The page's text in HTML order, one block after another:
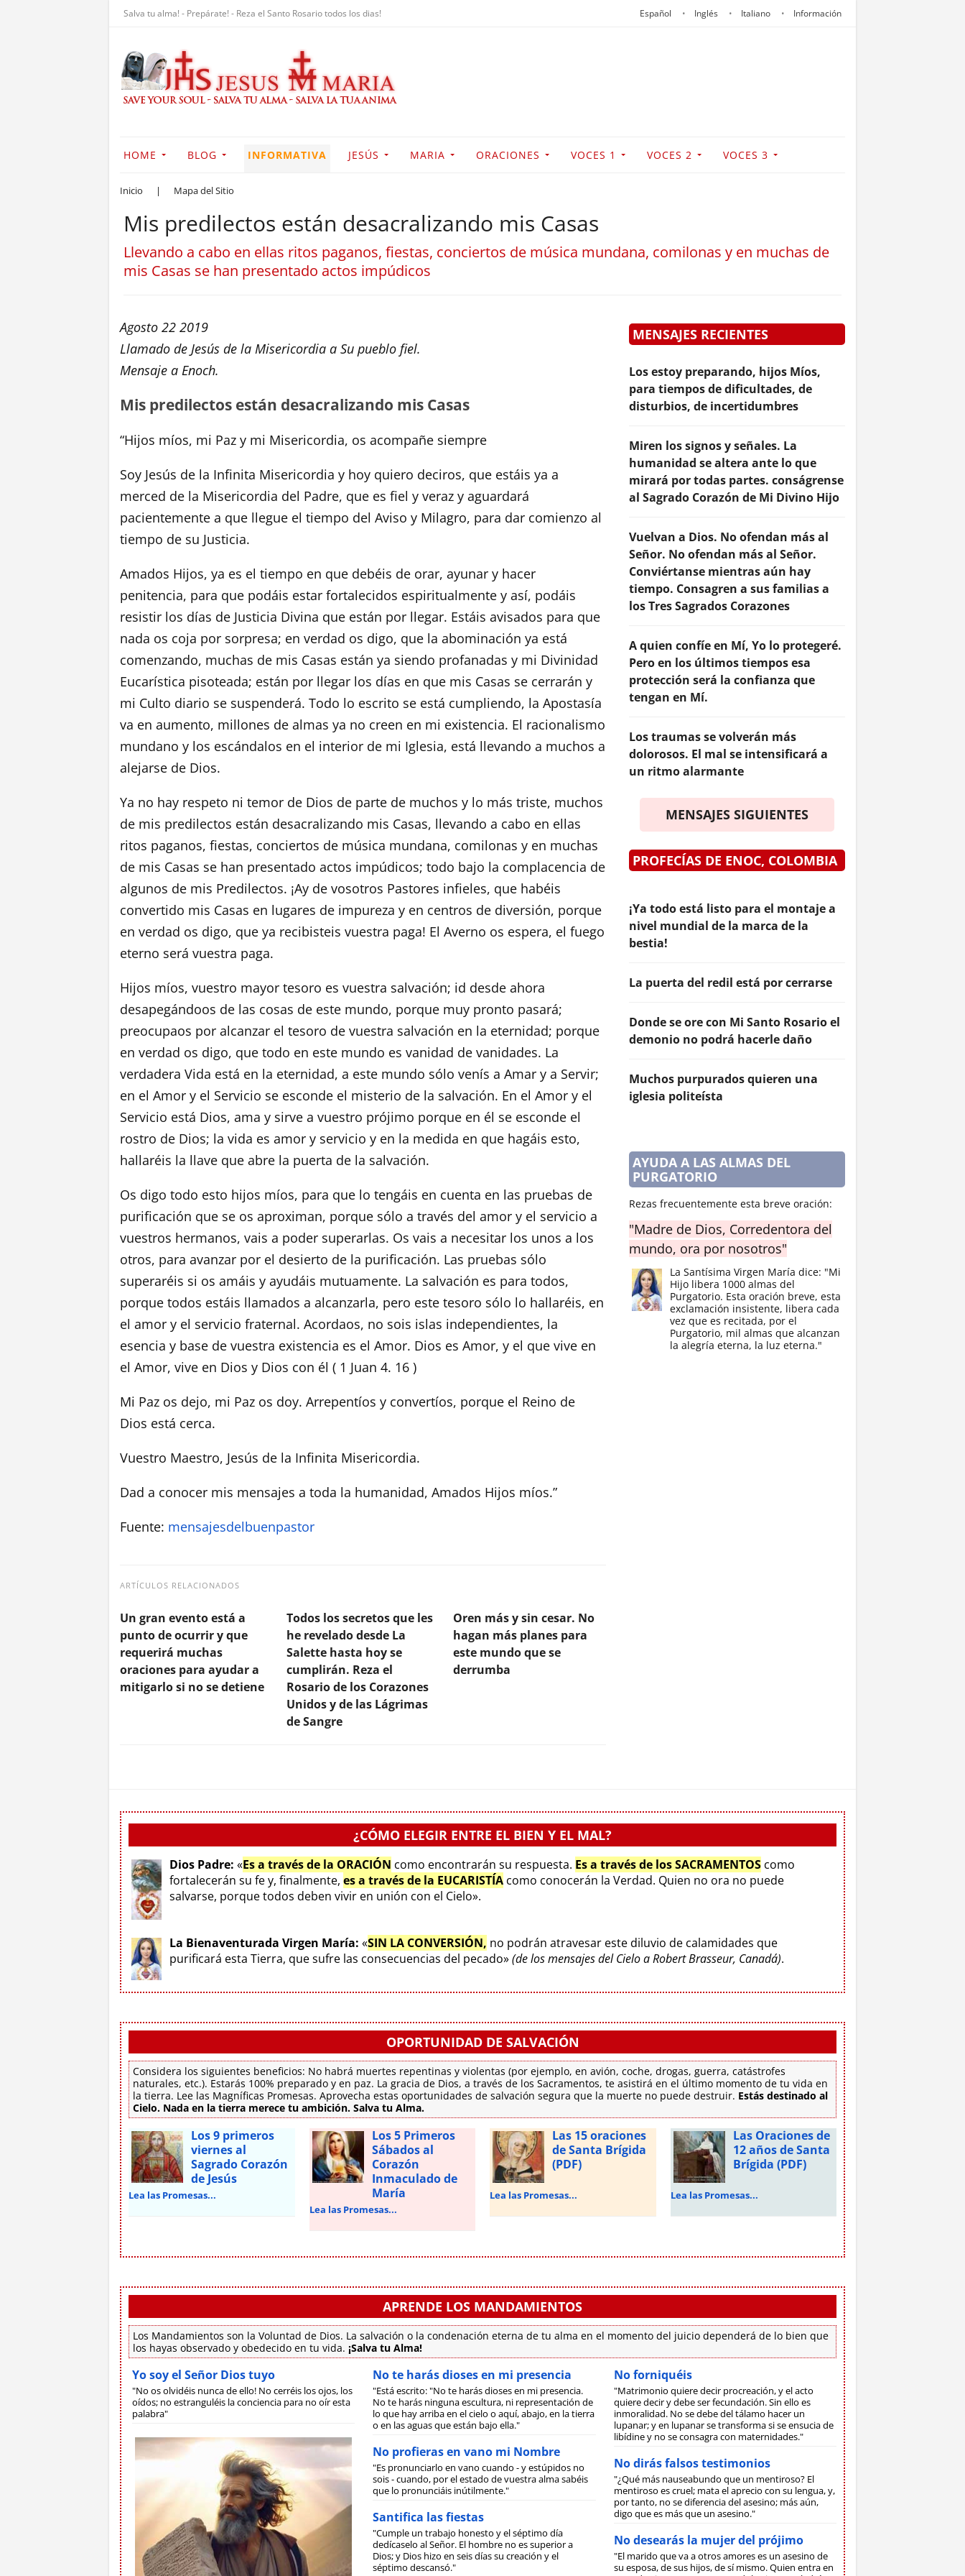
Salva tu alma! - Prepárate! - Reza el Santo Rosario todos los dias! Español Inglés Italiano Información
HOME BLOG INFORMATIVA JESÚS MARIA ORACIONES VOCES 1 VOCES 2 VOCES 3
Inicio | Mapa del Sitio
Mis predilectos están desacralizando mis Casas
Llevando a cabo en ellas ritos paganos, fiestas, conciertos de música mundana, comilonas y en muchas de
mis Casas se han presentado actos impúdicos
Agosto 22 2019
Llamado de Jesús de la Misericordia a Su pueblo fiel.
Mensaje a Enoch.
Mis predilectos están desacralizando mis Casas
“Hijos míos, mi Paz y mi Misericordia, os acompañe siempre
Soy Jesús de la Infinita Misericordia y hoy quiero deciros, que estáis ya a
merced de la Misericordia del Padre, que es fiel y veraz y aguardará
pacientemente a que llegue el tiempo del Aviso y Milagro, para dar comienzo al
tiempo de su Justicia.
Amados Hijos, ya es el tiempo en que debéis de orar, ayunar y hacer
penitencia, para que podáis estar fortalecidos espiritualmente y así, podáis
resistir los días de Justicia Divina que están por llegar. Estáis avisados para que
nada os coja por sorpresa; en verdad os digo, que la abominación ya está
comenzando, muchas de mis Casas están ya siendo profanadas y mi Divinidad
Eucarística pisoteada; están por llegar los días en que mis Casas se cerrarán y
mi Culto diario se suspenderá. Todo lo escrito se está cumpliendo, la Apostasía
va en aumento, millones de almas ya no creen en mi existencia. El racionalismo
mundano y los escándalos en el interior de mi Iglesia, está llevando a muchos a
alejarse de Dios.
Ya no hay respeto ni temor de Dios de parte de muchos y lo más triste, muchos
de mis predilectos están desacralizando mis Casas, llevando a cabo en ellas
ritos paganos, fiestas, conciertos de música mundana, comilonas y en muchas
de mis Casas se han presentado actos impúdicos; todo bajo la complacencia de
algunos de mis Predilectos. ¡Ay de vosotros Pastores infieles, que habéis
convertido mis Casas en lugares de impureza y en centros de diversión, porque
en verdad os digo, que ya recibisteis vuestra paga! El Averno os espera, el fuego
eterno será vuestra paga.
Hijos míos, vuestro mayor tesoro es vuestra salvación; id desde ahora
desapegándoos de las cosas de este mundo, porque muy pronto pasará;
preocupaos por alcanzar el tesoro de vuestra salvación en la eternidad; porque
en verdad os digo, que todo en este mundo es vanidad de vanidades. La
verdadera Vida está en la eternidad, a este mundo sólo venís a Amar y a Servir;
en el Amor y el Servicio se esconde el misterio de la salvación. En el Amor y el
Servicio está Dios, ama y sirve a vuestro prójimo porque en él se esconde el
rostro de Dios; la vida es amor y servicio y en la medida en que hagáis esto,
hallaréis la llave que abre la puerta de la salvación.
Os digo todo esto hijos míos, para que lo tengáis en cuenta en las pruebas de
purificación que se os aproximan, porque sólo a través del amor y el servicio a
vuestros hermanos, vais a poder superarlas. Os vais a necesitar los unos a los
otros, para avanzar por el desierto de la purificación. Las pruebas sólo
superaréis si os amáis y ayudáis mutuamente. La salvación es para todos,
porque todos estáis llamados a alcanzarla, pero este tesoro sólo lo hallaréis, en
el amor y el servicio fraternal. Acordaos, no sois islas independientes, la
esencia y base de vuestra existencia es el Amor. Dios es Amor, y el que vive en
el Amor, vive en Dios y Dios con él ( 1 Juan 4. 16 )
Mi Paz os dejo, mi Paz os doy. Arrepentíos y convertíos, porque el Reino de
Dios está cerca.
Vuestro Maestro, Jesús de la Infinita Misericordia.
Dad a conocer mis mensajes a toda la humanidad, Amados Hijos míos.”
Fuente: mensajesdelbuenpastor
ARTÍCULOS RELACIONADOS
Un gran evento está a
punto de ocurrir y que
requerirá muchas
oraciones para ayudar a
mitigarlo si no se detiene
Todos los secretos que les
he revelado desde La
Salette hasta hoy se
cumplirán. Reza el
Rosario de los Corazones
Unidos y de las Lágrimas
de Sangre
Oren más y sin cesar. No
hagan más planes para
este mundo que se
derrumba
MENSAJES RECIENTES
Los estoy preparando, hijos Míos,
para tiempos de dificultades, de
disturbios, de incertidumbres
Miren los signos y señales. La
humanidad se altera ante lo que
mirará por todas partes. conságrense
al Sagrado Corazón de Mi Divino Hijo
Vuelvan a Dios. No ofendan más al
Señor. No ofendan más al Señor.
Conviértanse mientras aún hay
tiempo. Consagren a sus familias a
los Tres Sagrados Corazones
A quien confíe en Mí, Yo lo protegeré.
Pero en los últimos tiempos esa
protección será la confianza que
tengan en Mí.
Los traumas se volverán más
dolorosos. El mal se intensificará a
un ritmo alarmante
MENSAJES SIGUIENTES
PROFECÍAS DE ENOC, COLOMBIA
¡Ya todo está listo para el montaje a
nivel mundial de la marca de la
bestia!
La puerta del redil está por cerrarse
Donde se ore con Mi Santo Rosario el
demonio no podrá hacerle daño
Muchos purpurados quieren una
iglesia politeísta
AYUDA A LAS ALMAS DEL
PURGATORIO
Rezas frecuentemente esta breve oración:
"Madre de Dios, Corredentora del
mundo, ora por nosotros"
La Santísima Virgen María dice: "Mi
Hijo libera 1000 almas del
Purgatorio. Esta oración breve, esta
exclamación insistente, libera cada
vez que es recitada, por el
Purgatorio, mil almas que alcanzan
la alegría eterna, la luz eterna."
¿CÓMO ELEGIR ENTRE EL BIEN Y EL MAL?
Dios Padre: «Es a través de la ORACIÓN como encontrarán su respuesta. Es a través de los SACRAMENTOS como
fortalecerán su fe y, finalmente, es a través de la EUCARISTÍA como conocerán la Verdad. Quien no ora no puede
salvarse, porque todos deben vivir en unión con el Cielo».
La Bienaventurada Virgen María: «SIN LA CONVERSIÓN, no podrán atravesar este diluvio de calamidades que
purificará esta Tierra, que sufre las consecuencias del pecado»(de los mensajes del Cielo a Robert Brasseur, Canadá).
OPORTUNIDAD DE SALVACIÓN
Considera los siguientes beneficios: No habrá muertes repentinas y violentas (por ejemplo, en avión, coche, drogas, guerra, catástrofes
naturales, etc.). Estarás 100% preparado y en paz. La gracia de Dios, a través de los Sacramentos, te asistirá en el último momento de tu vida en
la tierra. Lee las Magníficas Promesas. Aprovecha estas oportunidades de salvación segura que la muerte no puede destruir. Estás destinado al
Cielo. Nada en la tierra merece tu ambición. Salva tu Alma.
Los 9 primeros
viernes al
Sagrado Corazón
de Jesús
Lea las Promesas...
Los 5 Primeros
Sábados al
Corazón
Inmaculado de
María
Lea las Promesas...
Las 15 oraciones
de Santa Brígida
(PDF)
Lea las Promesas...
Las Oraciones de
12 años de Santa
Brígida (PDF)
Lea las Promesas...
APRENDE LOS MANDAMIENTOS
Los Mandamientos son la Voluntad de Dios. La salvación o la condenación eterna de tu alma en el momento del juicio dependerá de lo bien que
los hayas observado y obedecido en tu vida. ¡Salva tu Alma!
Yo soy el Señor Dios tuyo
"No os olvidéis nunca de ello! No cerréis los ojos, los
oídos; no estranguléis la conciencia para no oír esta
palabra"
No te harás dioses en mi presencia
"Está escrito: "No te harás dioses en mi presencia.
No te harás ninguna escultura, ni representación de
lo que hay arriba en el cielo o aquí, abajo, en la tierra
o en las aguas que están bajo ella."
No profieras en vano mi Nombre
"Es pronunciarlo en vano cuando - y estúpidos no
sois - cuando, por el estado de vuestra alma sabéis
que lo pronunciáis inútilmente."
Santifica las fiestas
"Cumple un trabajo honesto y el séptimo día
dedícaselo al Señor. El hombre no es superior a
Dios; y Dios hizo en seis días su creación y el
séptimo descansó."
No forniquéis
"Matrimonio quiere decir procreación, y el acto
quiere decir y debe ser fecundación. Sin ello es
inmoralidad. No se debe del tálamo hacer un
lupanar; y en lupanar se transforma si se ensucia de
libídine y no se consagra con maternidades."
No dirás falsos testimonios
"¿Qué más nauseabundo que un mentiroso? El
mentiroso es cruel; mata el aprecio con su lengua, y,
por tanto, no se diferencia del asesino; más aún,
digo que es más que un asesino."
No desearás la mujer del prójimo
"El marido que va a otros amores es un asesino de
su esposa, de sus hijos, de sí mismo. Quien entra en